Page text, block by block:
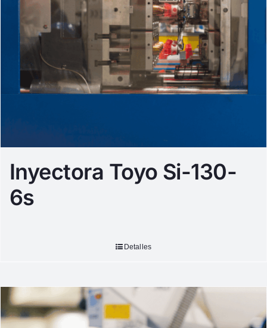
Inyectora Toyo Si-130-
6s
Detalles